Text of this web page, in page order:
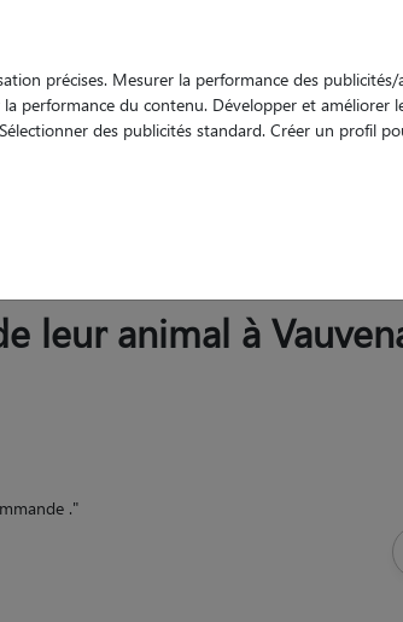
leur animal à
."
précises. Mesurer la performance des publicités/
performance du contenu. Développer et améliorer
des publicités standard. Créer un profil